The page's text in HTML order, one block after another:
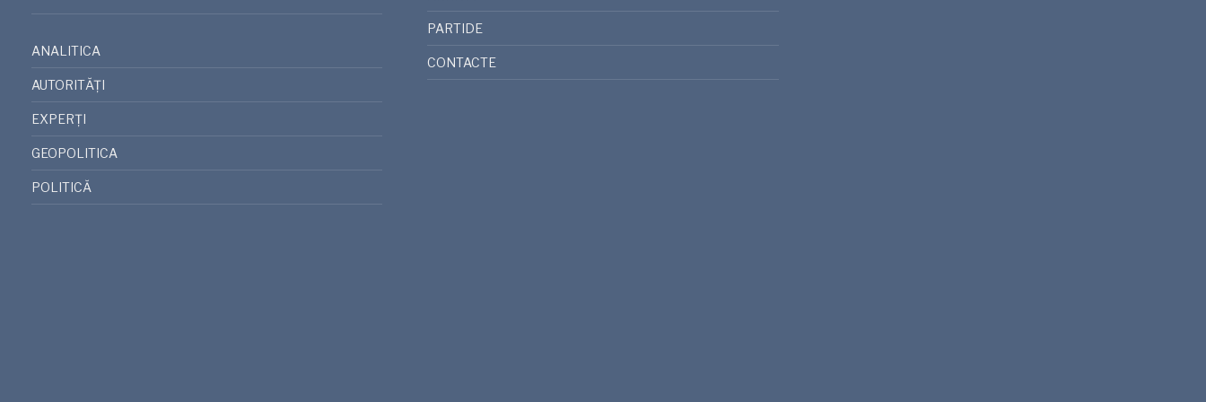
ANALITICA
AUTORITĂȚI
EXPERȚI
GEOPOLITICA
POLITICĂ
PARTIDE
CONTACTE